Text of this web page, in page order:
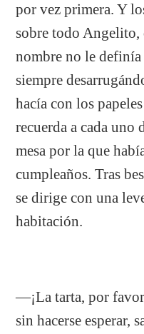
por vez primera. Y
sobre todo Angelito,
nombre no le definía
siempre
hacía con los
recuerda a cada uno
mesa por la que
cumpleaños. Tras
se dirige con una
habitación.
—¡La tarta, por
sin hacerse esperar,